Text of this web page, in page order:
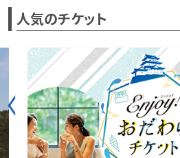
人気のチケット